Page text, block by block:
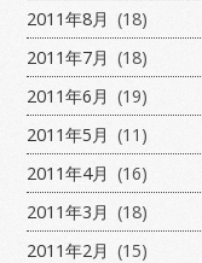
2011年8月 (18)
2011年7月 (18)
2011年6月 (19)
2011年5月 (11)
2011年4月 (16)
2011年3月 (18)
2011年2月 (15)